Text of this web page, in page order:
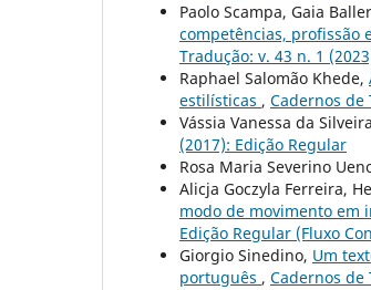
Paolo Scampa, Gaia
competências, profissão
Tradução: v. 43 n. 1
Raphael Salomão Khede,
estilísticas , Cadernos de
Vássia Vanessa da
(2017): Edição Regular
Rosa Maria Severino
Alicja Goczyla Ferreira,
modo de movimento em
Edição Regular (Fluxo
Giorgio Sinedino, Um
português , Cadernos de